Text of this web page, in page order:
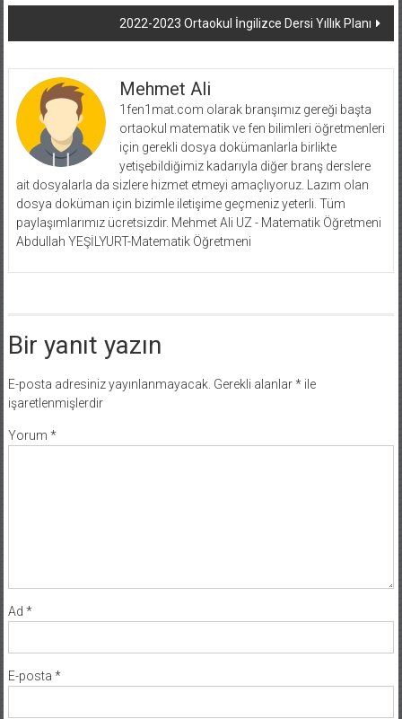
2022-2023 Ortaokul İngilizce Dersi Yıllık Planı
Mehmet Ali
1fen1mat.com olarak branşımız gereği başta
ortaokul matematik ve fen bilimleri öğretmenleri
için gerekli dosya dokümanlarla birlikte
yetişebildiğimiz kadarıyla diğer branş derslere
ait dosyalarla da sizlere hizmet etmeyi amaçlıyoruz. Lazım olan
dosya doküman için bizimle iletişime geçmeniz yeterli. Tüm
paylaşımlarımız ücretsizdir. Mehmet Ali UZ - Matematik Öğretmeni
Abdullah YEŞİLYURT-Matematik Öğretmeni
Bir yanıt yazın
E-posta adresiniz yayınlanmayacak. Gerekli alanlar*ile
işaretlenmişlerdir
Yorum *
Ad *
E-posta *